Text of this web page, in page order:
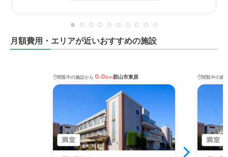
設が近くにある。
この施設の契約条件や設備に鑑みれば、料金体系は良心的
であると思う。ただし、予算に合致しているかどうかは人
それぞれであるためそのあたりはよく確認されたし。追加
サービスについては割愛。
月額費用・エリアが近いおすすめの施設
閲覧中の施設から 0.0km郡山市東原
満室
閲覧中の施
満室